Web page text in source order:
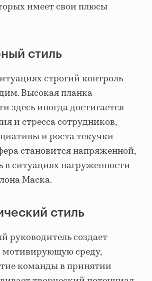
имеет свои плюсы
стиль
строгий контроль
Высокая планка
здесь иногда достигается
и стресса сотрудников,
и роста текучки
становится напряженной,
в ситуациях нагруженности
Маска.
стиль
руководитель создает
среду,
команды в принятии